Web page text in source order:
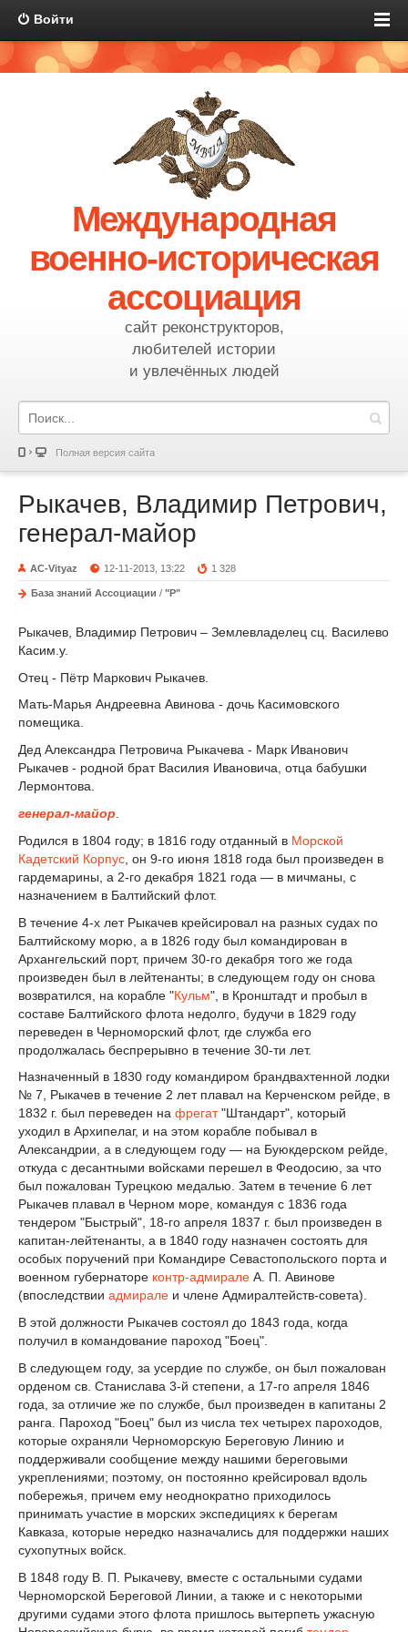
Войти
Международная
военно-историческая
ассоциация
сайт реконструкторов,
любителей истории
и увлечённых людей
Полная версия сайта
Рыкачев, Владимир Петрович,
генерал-майор
AC-Vityaz 12-11-2013, 13:22 1 328
База знаний Ассоциации / "Р"
Рыкачев, Владимир Петрович – Землевладелец сц. Василево
Касим.у.
Отец - Пётр Маркович Рыкачев.
Мать-Марья Андреевна Авинова - дочь Касимовского
помещика.
Дед Александра Петровича Рыкачева - Марк Иванович
Рыкачев - родной брат Василия Ивановича, отца бабушки
Лермонтова.
генерал-майор
Родился в 1804 году; в 1816 году отданный в Морской
Кадетский Корпус , он 9-го июня 1818 года был произведен в
гардемарины, а 2-го декабря 1821 года — в мичманы, с
назначением в Балтийский флот.
В течение 4-х лет Рыкачев крейсировал на разных судах по
Балтийскому морю, а в 1826 году был командирован в
Архангельский порт, причем 30-го декабря того же года
произведен был в лейтенанты; в следующем году он снова
возвратился, на корабле "Кульм", в Кронштадт и пробыл в
составе Балтийского флота недолго, будучи в 1829 году
переведен в Черноморский флот, где служба его
продолжалась беспрерывно в течение 30-ти лет.
Назначенный в 1830 году командиром брандвахтенной лодки
№ 7, Рыкачев в течение 2 лет плавал на Керченском рейде, в
1832 г. был переведен на фрегат"Штандарт", который
уходил в Архипелаг, и на этом корабле побывал в
Александрии, а в следующем году — на Буюкдерском рейде,
откуда с десантными войсками перешел в Феодосию, за что
был пожалован Турецкою медалью. Затем в течение 6 лет
Рыкачев плавал в Черном море, командуя с 1836 года
тендером "Быстрый", 18-го апреля 1837 г. был произведен в
капитан-лейтенанты, а в 1840 году назначен состоять для
особых поручений при Командире Севастопольского порта и
военном губернаторе контр-адмирале А. П. Авинове
(впоследствии адмирале и члене Адмиралтейств-совета).
В этой должности Рыкачев состоял до 1843 года, когда
получил в командование пароход "Боец".
В следующем году, за усердие по службе, он был пожалован
орденом св. Станислава 3-й степени, а 17-го апреля 1846
года, за отличие же по службе, был произведен в капитаны 2
ранга. Пароход "Боец" был из числа тех четырех пароходов,
которые охраняли Черноморскую Береговую Линию и
поддерживали сообщение между нашими береговыми
укреплениями; поэтому, он постоянно крейсировал вдоль
побережья, причем ему неоднократно приходилось
принимать участие в морских экспедициях к берегам
Кавказа, которые нередко назначались для поддержки наших
сухопутных войск.
В 1848 году В. П. Рыкачеву, вместе с остальными судами
Черноморской Береговой Линии, а также и с некоторыми
другими судами этого флота пришлось вытерпеть ужасную